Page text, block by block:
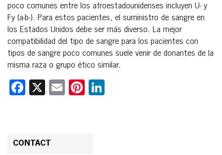
poco comunes entre los afroestadounidenses incluyen U- y
Fy (a-b-). Para estos pacientes, el suministro de sangre en
los Estados Unidos debe ser más diverso. La mejor
compatibilidad del tipo de sangre para los pacientes con
tipos de sangre poco comunes suele venir de donantes de la
misma raza o grupo ético similar.
Facebook
X EmailPinterest
CONTACT